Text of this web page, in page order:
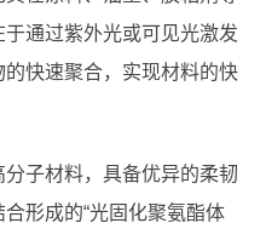
通过紫外光或可见光激发
快速聚合，实现材料的快
子材料，具备优异的柔韧
形成的“光固化聚氨酯体